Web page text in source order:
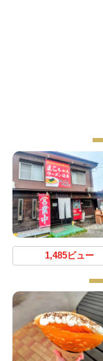
1,485ビュー